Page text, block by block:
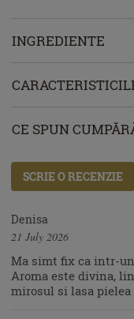
INGREDIENTE
CE SPUN
SCRIE O RECENZIE
Denisa
21 July 2026
Ma simt fix ca intr-
Aroma este divina,
mirosul si lasa